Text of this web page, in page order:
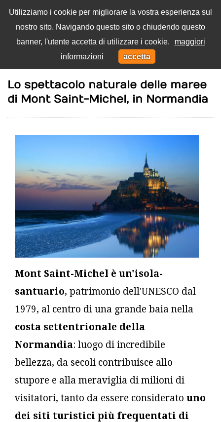
Utilizziamo i cookie per migliorare la vostra esperienza sul
nostro sito. Navigando questo sito o chiudendo questo
banner, l'utente accetta di utilizzare i cookie.
maggiori
informazioni
accetta
Menu
Lo spettacolo naturale delle maree
di Mont Saint-Michel, in Normandia
Mont Saint-Michel è un'isola-
santuario, patrimonio dell'UNESCO dal
1979, al centro di una grande baia nella
costa settentrionale della
Normandia: luogo di incredibile
bellezza, da secoli contribuisce allo
stupore e alla meraviglia di milioni di
visitatori, tanto da essere considerato uno
dei siti turistici più frequentati di